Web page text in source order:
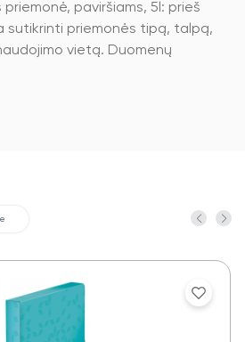
paviršiams, 5l: prieš
sutikrinti priemonės tipą, talpą,
vietą. Duomenų